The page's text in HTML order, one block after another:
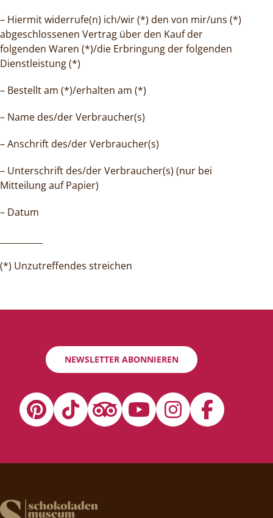
– Hiermit widerrufe(n) ich/wir (*) den von mir/uns (*)
abgeschlossenen Vertrag über den Kauf der
folgenden Waren (*)/die Erbringung der folgenden
Dienstleistung (*)
– Bestellt am (*)/erhalten am (*)
– Name des/der Verbraucher(s)
– Anschrift des/der Verbraucher(s)
– Unterschrift des/der Verbraucher(s) (nur bei
Mitteilung auf Papier)
– Datum
(*) Unzutreffendes streichen
NEWSLETTER ABONNIEREN